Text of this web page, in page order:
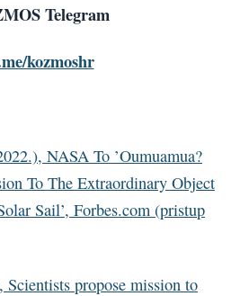
Telegram
kozmoshr
NASA To ’Oumuamua?
To The Extraordinary Object
Sail’, Forbes.com (pristup
propose mission to